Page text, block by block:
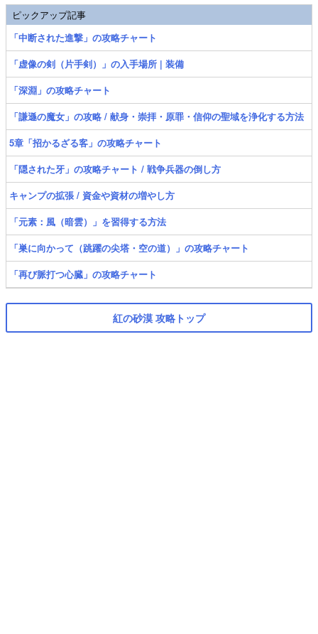
ピックアップ記事
「中断された進撃」の攻略チャート
「虚像の剣（片手剣）」の入手場所 | 装備
「深淵」の攻略チャート
「謙遜の魔女」の攻略 / 献身・崇拝・原罪・信仰の聖域を浄化する方法
5章「招かるざる客」の攻略チャート
「隠された牙」の攻略チャート / 戦争兵器の倒し方
キャンプの拡張 / 資金や資材の増やし方
「元素：風（暗雲）」を習得する方法
「巣に向かって（跳躍の尖塔・空の道）」の攻略チャート
「再び脈打つ心臓」の攻略チャート
紅の砂漠 攻略トップ